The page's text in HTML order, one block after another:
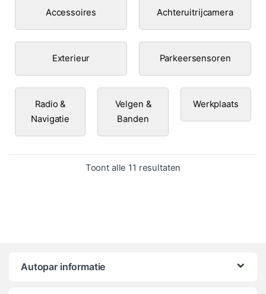
Accessoires Achteruitrijcamera
Exterieur Parkeersensoren
Radio &
Navigatie
Velgen &
Banden
Werkplaats
Toont alle 11 resultaten
Autopar informatie